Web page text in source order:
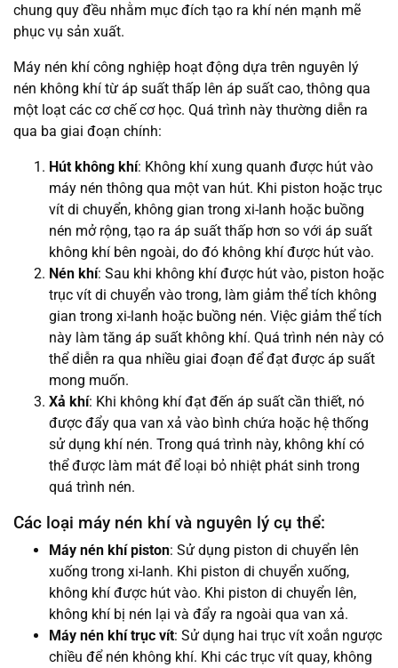
chung quy đều nhằm mục đích tạo ra khí nén mạnh mẽ
phục vụ sản xuất.
Máy nén khí công nghiệp hoạt động dựa trên nguyên lý
nén không khí từ áp suất thấp lên áp suất cao, thông qua
một loạt các cơ chế cơ học. Quá trình này thường diễn ra
qua ba giai đoạn chính:
Hút không khí: Không khí xung quanh được hút vào
máy nén thông qua một van hút. Khi piston hoặc trục
vít di chuyển, không gian trong xi-lanh hoặc buồng
nén mở rộng, tạo ra áp suất thấp hơn so với áp suất
không khí bên ngoài, do đó không khí được hút vào.
Nén khí: Sau khi không khí được hút vào, piston hoặc
trục vít di chuyển vào trong, làm giảm thể tích không
gian trong xi-lanh hoặc buồng nén. Việc giảm thể tích
này làm tăng áp suất không khí. Quá trình nén này có
thể diễn ra qua nhiều giai đoạn để đạt được áp suất
mong muốn.
Xả khí: Khi không khí đạt đến áp suất cần thiết, nó
được đẩy qua van xả vào bình chứa hoặc hệ thống
sử dụng khí nén. Trong quá trình này, không khí có
thể được làm mát để loại bỏ nhiệt phát sinh trong
quá trình nén.
Các loại máy nén khí và nguyên lý cụ thể:
Máy nén khí piston: Sử dụng piston di chuyển lên
xuống trong xi-lanh. Khi piston di chuyển xuống,
không khí được hút vào. Khi piston di chuyển lên,
không khí bị nén lại và đẩy ra ngoài qua van xả.
Máy nén khí trục vít: Sử dụng hai trục vít xoắn ngược
chiều để nén không khí. Khi các trục vít quay, không